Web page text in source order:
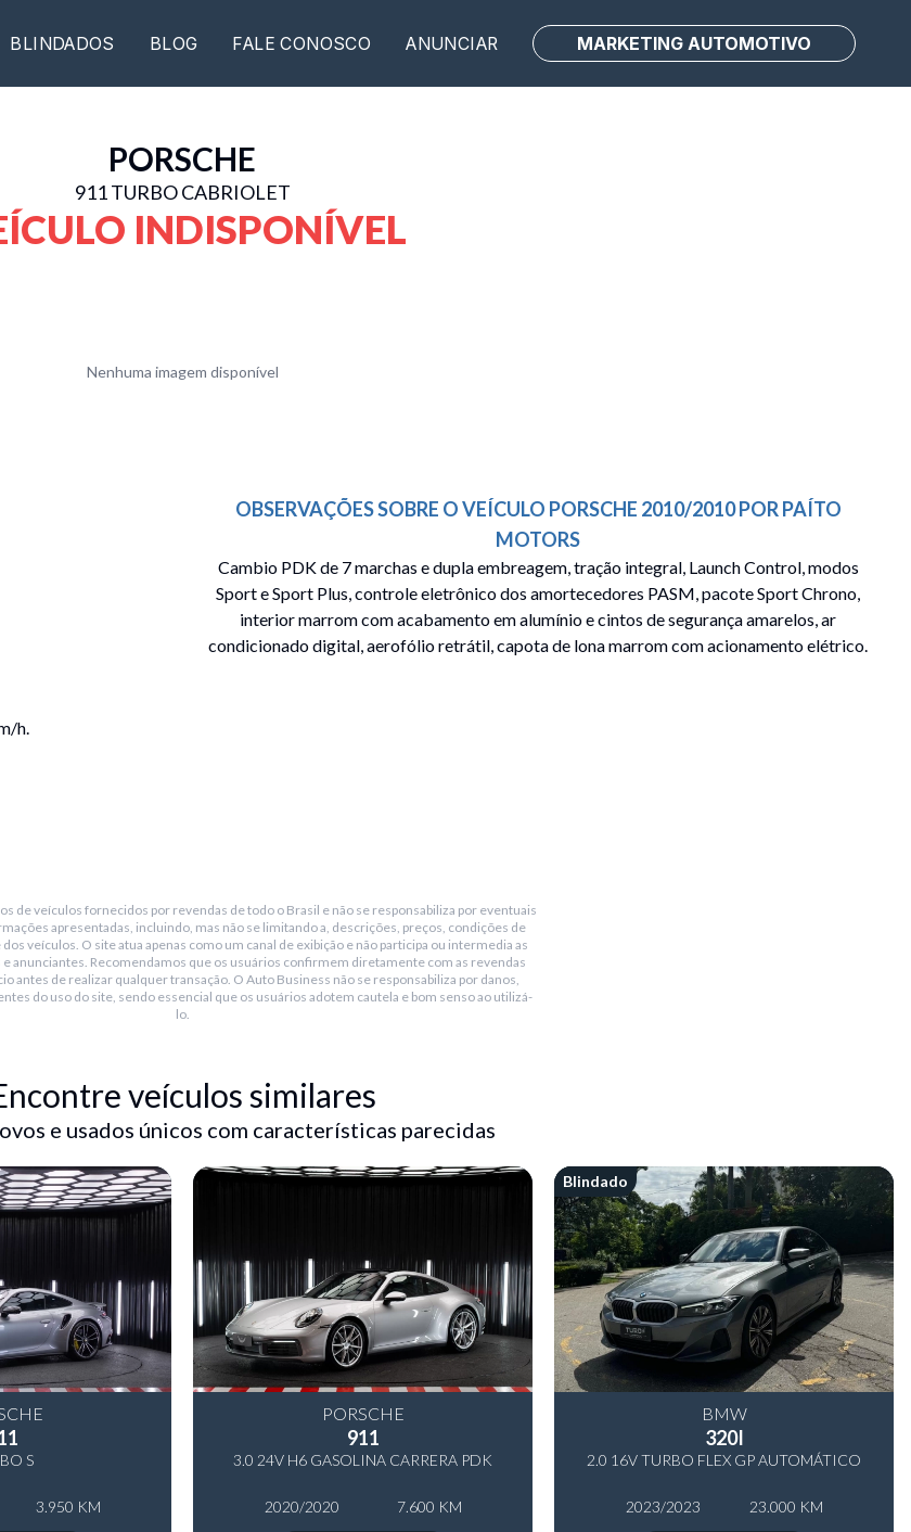
BLINDADOS BLOG FALE CONOSCO ANUNCIAR MARKETING AUTOMOTIVO
PORSCHE
911 TURBO CABRIOLET
INDISPONÍVEL
Nenhuma imagem disponível
h.
e ventilação
via
OBSERVAÇÕES SOBRE O VEÍCULO PORSCHE 2010/2010PORPAÍTO
MOTORS
Cambio PDK de 7 marchas e dupla embreagem, tração integral, Launch Control, modos
Sport e Sport Plus, controle eletrônico dos amortecedores PASM, pacote Sport Chrono,
interior marrom com acabamento em alumínio e cintos de segurança amarelos, ar
condicionado digital, aerofólio retrátil, capota de lona marrom com acionamento elétrico.
de veículos fornecidos por revendas de todo o Brasil e não se responsabiliza por eventuais
apresentadas, incluindo, mas não se limitando a, descrições, preços, condições de
veículos. O site atua apenas como um canal de exibição e não participa ou intermedia as
anunciantes. Recomendamos que os usuários confirmem diretamente com as revendas
antes de realizar qualquer transação. O Auto Business não se responsabiliza por danos,
do uso do site, sendo essencial que os usuários adotem cautela e bom senso ao utilizá-
lo.
veículos similares
e usados únicos com características parecidas
S
3.950 KM
PORSCHE
911
3.0 24V H6 GASOLINA CARRERA PDK
2020/2020 7.600 KM
Blindado
BMW
320I
2.0 16V TURBO FLEX GP AUTOMÁTICO
2023/2023 23.000 KM